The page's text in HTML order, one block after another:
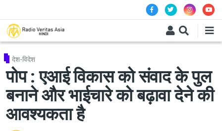
देश-विदेश
पोप : एआई विकास को संवाद के पुल
बनाने और भाईचारे को बढ़ावा देने की
आवश्यकता है